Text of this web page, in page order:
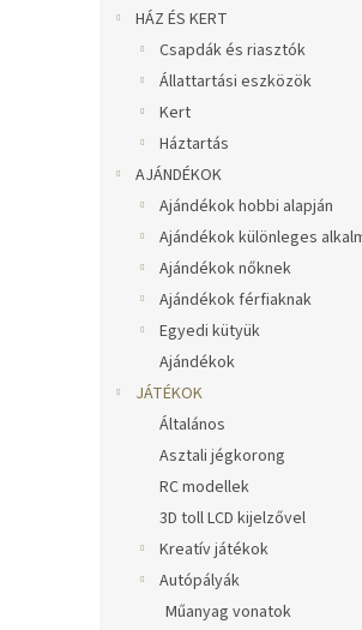
HÁZ ÉS KERT
Csapdák és riasztók
Állattartási eszközök
Kert
Háztartás
AJÁNDÉKOK
Ajándékok hobbi alapján
Ajándékok különleges
Ajándékok nőknek
Ajándékok férfiaknak
Egyedi kütyük
Ajándékok
JÁTÉKOK
Általános
Asztali jégkorong
RC modellek
3D toll LCD kijelzővel
Kreatív játékok
Autópályák
Műanyag vonatok